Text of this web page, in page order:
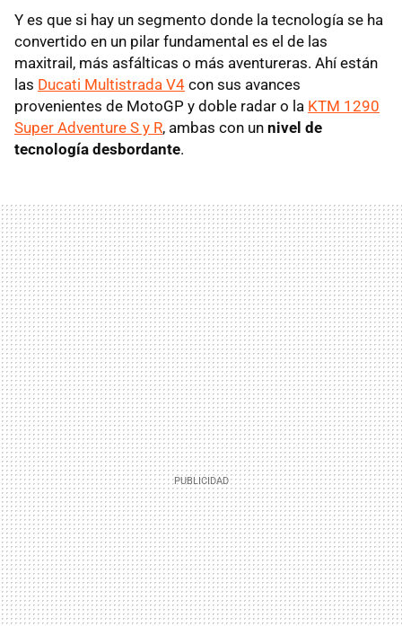
Y es que si hay un segmento donde la tecnología se ha
convertido en un pilar fundamental es el de las
maxitrail, más asfálticas o más aventureras. Ahí están
las Ducati Multistrada V4 con sus avances
provenientes de MotoGP y doble radar o la KTM 1290
Super Adventure S y R, ambas con un nivel de
tecnología desbordante.